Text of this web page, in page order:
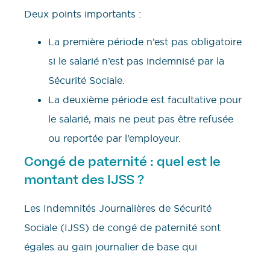
Deux points importants :
La première période n’est pas obligatoire
si le salarié n’est pas indemnisé par la
Sécurité Sociale.
La deuxième période est facultative pour
le salarié, mais ne peut pas être refusée
ou reportée par l’employeur.
Congé de paternité : quel est le
montant des IJSS ?
Les Indemnités Journalières de Sécurité
Sociale (IJSS) de congé de paternité sont
égales au gain journalier de base qui